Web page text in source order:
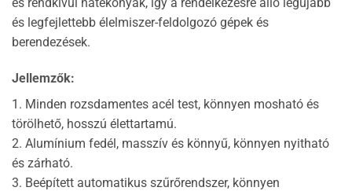
és legfejlettebb élelmiszer-feldolgozó gépek és
berendezések.
Jellemzők:
1. Minden rozsdamentes acél test, könnyen mosható és
törölhető, hosszú élettartamú.
2. Alumínium fedél, masszív és könnyű, könnyen nyitható
és zárható.
3. Beépített automatikus szűrőrendszer, könnyen